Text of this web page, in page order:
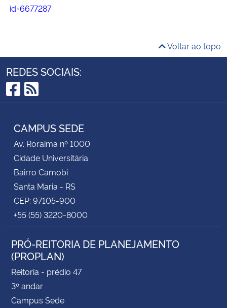
id=6677287
Voltar ao topo
REDES SOCIAIS:
Facebook
RSS
CAMPUS SEDE
Av. Roraima nº 1000
Cidade Universitária
Bairro Camobi
Santa Maria - RS
CEP: 97105-900
+55 (55) 3220-8000
PRÓ-REITORIA DE PLANEJAMENTO
(PROPLAN)
Reitoria - prédio 47
3º andar
Campus Sede